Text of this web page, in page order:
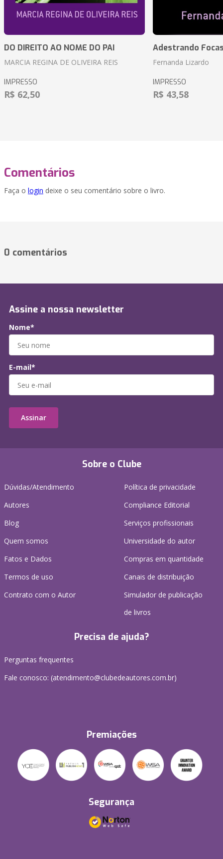
DO DIREITO AO NOME DO PAI
MARCIA REGINA DE OLIVEIRA REIS
IMPRESSO
R$ 62,50
Adestrando
Fernanda Lizardo
IMPRESSO
R$ 43,58
Comentários
Faça o login deixe o seu comentário sobre o livro.
0 comentários
Sobre o Clube
Dúvidas/Atendimento
Autores
Blog
Quem somos
Fatos e Dados
Termos de uso
Contrato com o Autor
Política de privacidade
Compliance Editorial
Serviços profissionais
Universidade do autor
Compras em quantidade
Canais de distribuição
Simulador de publicação
de livros
Precisa de ajuda?
Perguntas frequentes
Fale conosco: (atendimento@clubedeautores.com.br)
Premiações
Segurança
Assine a nossa newsletter
Nome*
E-mail*
Assinar